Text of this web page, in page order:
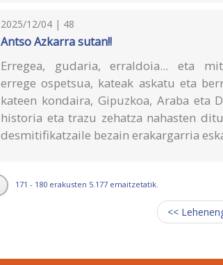
2025/12/04 | 48
Antso Azkarra sutan!!
Erregea, gudaria, erraldoia... eta
errege ospetsua, kateak askatu eta
kateen kondaira, Gipuzkoa, Araba eta
historia eta trazu zehatza nahasten
desmitifikatzaile bezain erakargarria
171 - 180 erakusten 5.177 emaitzetatik.
<<